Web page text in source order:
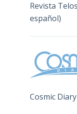
Revista
español)
Cosmic Diary